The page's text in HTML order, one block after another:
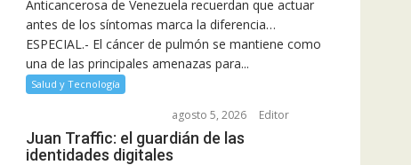
Anticancerosa de Venezuela recuerdan que actuar
antes de los síntomas marca la diferencia…
ESPECIAL.- El cáncer de pulmón se mantiene como
una de las principales amenazas para...
Salud y Tecnología
agosto 5, 2026 Editor
Juan Traffic: el guardián de las
identidades digitales